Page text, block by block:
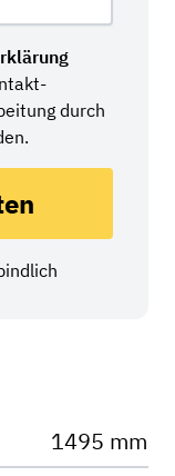
durch
1495 mm